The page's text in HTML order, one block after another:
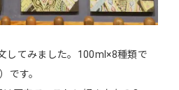
してみました。100ml×8種類で
です。